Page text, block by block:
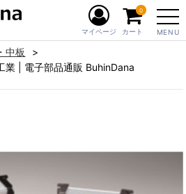
MENU
マイページ カート
0
中板
業 | 電子部品通販 BuhinDana